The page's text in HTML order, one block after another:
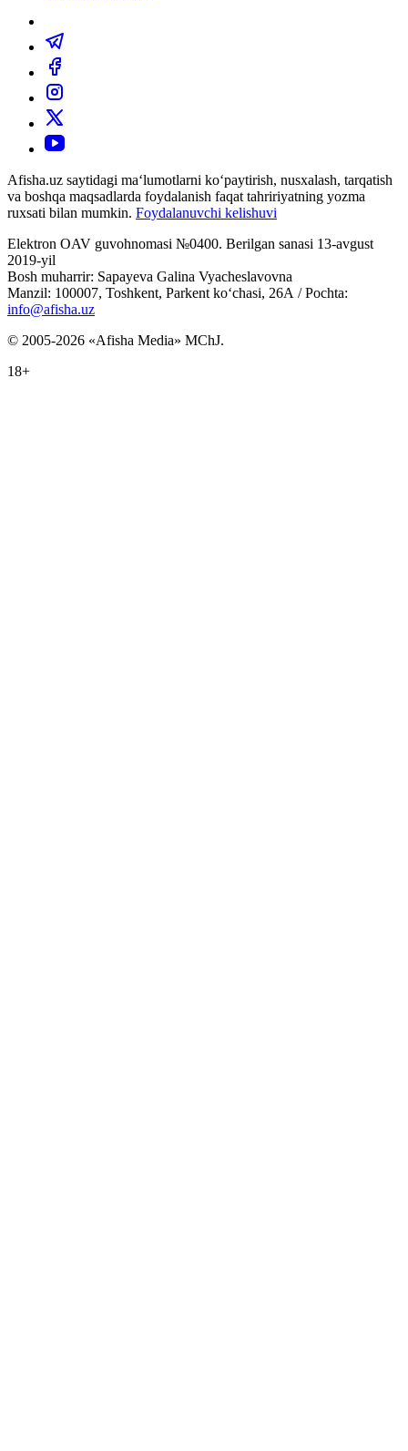
Afisha.uz saytidagi ma‘lumotlarni ko‘paytirish, nusxalash, tarqatish
va boshqa maqsadlarda foydalanish faqat tahririyatning yozma
ruxsati bilan mumkin. Foydalanuvchi kelishuvi
Elektron OAV guvohnomasi №0400. Berilgan sanasi 13-avgust
2019-yil
Bosh muharrir: Sapayeva Galina Vyacheslavovna
Manzil: 100007, Toshkent, Parkent ko‘chasi, 26А / Pochta:
info@afisha.uz
© 2005-2026 «Afisha Media» MChJ.
18+